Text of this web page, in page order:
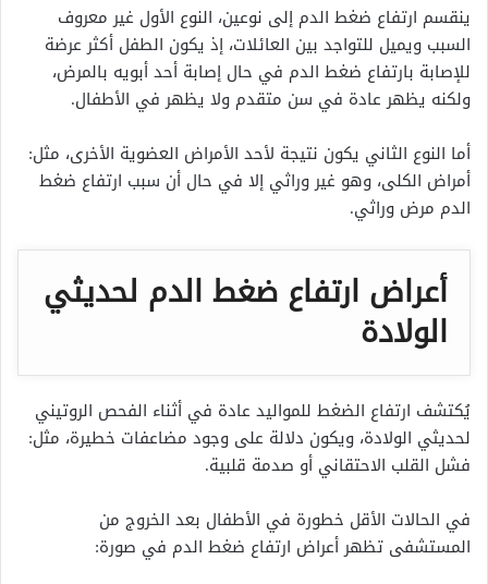
ينقسم ارتفاع ضغط الدم إلى نوعين، النوع الأول غير معروف
السبب ويميل للتواجد بين العائلات، إذ يكون الطفل أكثر عرضة
للإصابة بارتفاع ضغط الدم في حال إصابة أحد أبويه بالمرض،
ولكنه يظهر عادة في سن متقدم ولا يظهر في الأطفال.
أما النوع الثاني يكون نتيجة لأحد الأمراض العضوية الأخرى، مثل:
أمراض الكلى، وهو غير وراثي إلا في حال أن سبب ارتفاع ضغط
الدم مرض وراثي.
أعراض ارتفاع ضغط الدم لحديثي
الولادة
يُكتشف ارتفاع الضغط للمواليد عادة في أثناء الفحص الروتيني
لحديثي الولادة، ويكون دلالة على وجود مضاعفات خطيرة، مثل:
فشل القلب الاحتقاني أو صدمة قلبية.
في الحالات الأقل خطورة في الأطفال بعد الخروج من
المستشفى تظهر أعراض ارتفاع ضغط الدم في صورة: